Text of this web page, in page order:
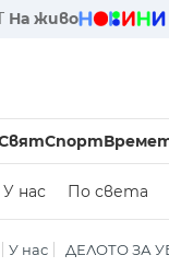
На живо
Спорт
У нас По света
У нас ДЕЛОТО ЗА